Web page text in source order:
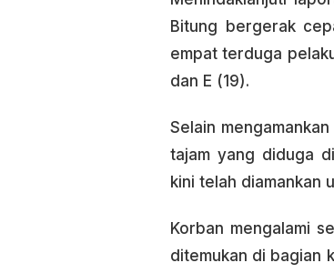
Bitung bergerak
empat terduga
dan E (19).
Selain
tajam yang diduga
kini telah diamankan
Korban mengalami
ditemukan di bagian